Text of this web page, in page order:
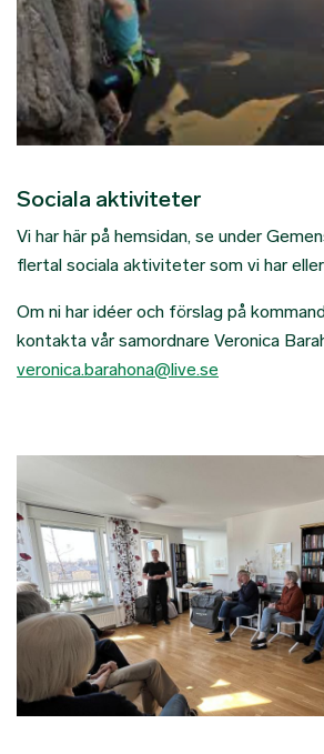
Sociala aktiviteter
Vi har här på hemsidan, se under
flertal sociala aktiviteter som vi har
Om ni har idéer och förslag på
kontakta vår samordnare Veronica
veronica.barahona@live.se